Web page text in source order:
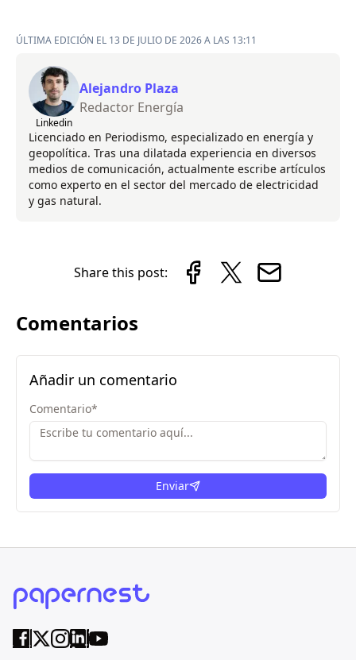
ÚLTIMA EDICIÓN EL 13 DE JULIO DE 2026 A LAS 13:11
Linkedin
Alejandro Plaza
Redactor Energía
Licenciado en Periodismo, especializado en energía y
geopolítica. Tras una dilatada experiencia en diversos
medios de comunicación, actualmente escribe artículos
como experto en el sector del mercado de electricidad
y gas natural.
Share this post:
Comentarios
Añadir un comentario
Comentario*
Enviar